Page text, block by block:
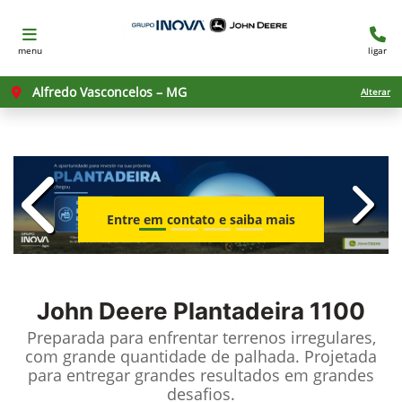
menu ligar
Alfredo Vasconcelos – MG Alterar
templates.template-
John Deere Plantadeira 1100